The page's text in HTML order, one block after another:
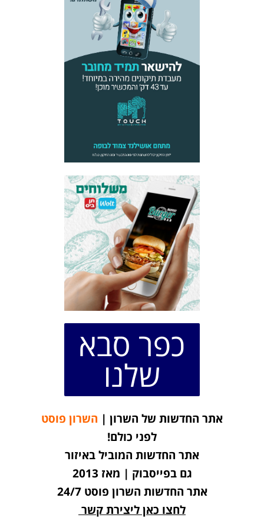
כפר סבא
שלנו
אתר החדשות של השרון | השרון פוסט
לפני כולם!
אתר החדשות המוביל באיזור
גם בפייסבוק | מאז 2013
אתר החדשות השרון פוסט 24/7
לחצו כאן ליצירת קשר